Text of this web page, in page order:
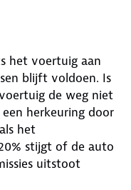
het voertuig aan
blijft voldoen. Is
de weg niet
een herkeuring door
het
stijgt of de auto
uitstoot